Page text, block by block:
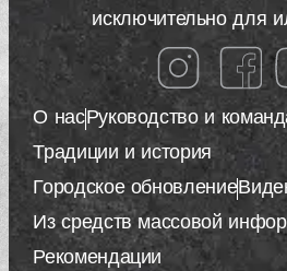
исключительно для
О насРуководство и
Традиции и история
Городское обновление
Из средств массовой
Рекомендации